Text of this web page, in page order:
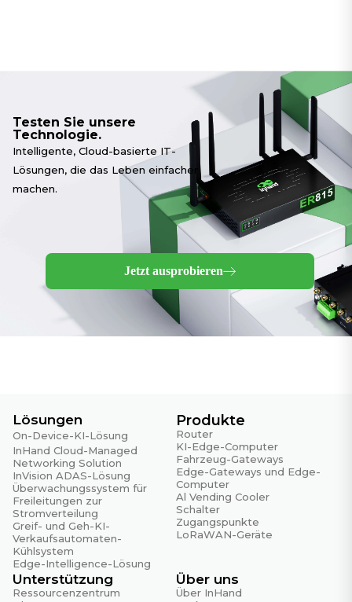
Testen Sie unsere
Technologie.
Intelligente, Cloud-basierte IT-
Lösungen, die das Leben einfacher
machen.
Jetzt ausprobieren
Lösungen
On-Device-KI-Lösung
InHand Cloud-Managed
Networking Solution
InVision ADAS-Lösung
Überwachungssystem für
Freileitungen zur
Stromverteilung
Greif- und Geh-KI-
Verkaufsautomaten-
Kühlsystem
Edge-Intelligence-Lösung
Produkte
Router
KI-Edge-Computer
Fahrzeug-Gateways
Edge-Gateways und Edge-
Computer
Al Vending Cooler
Schalter
Zugangspunkte
LoRaWAN-Geräte
Unterstützung
Ressourcenzentrum
Über uns
Über InHand